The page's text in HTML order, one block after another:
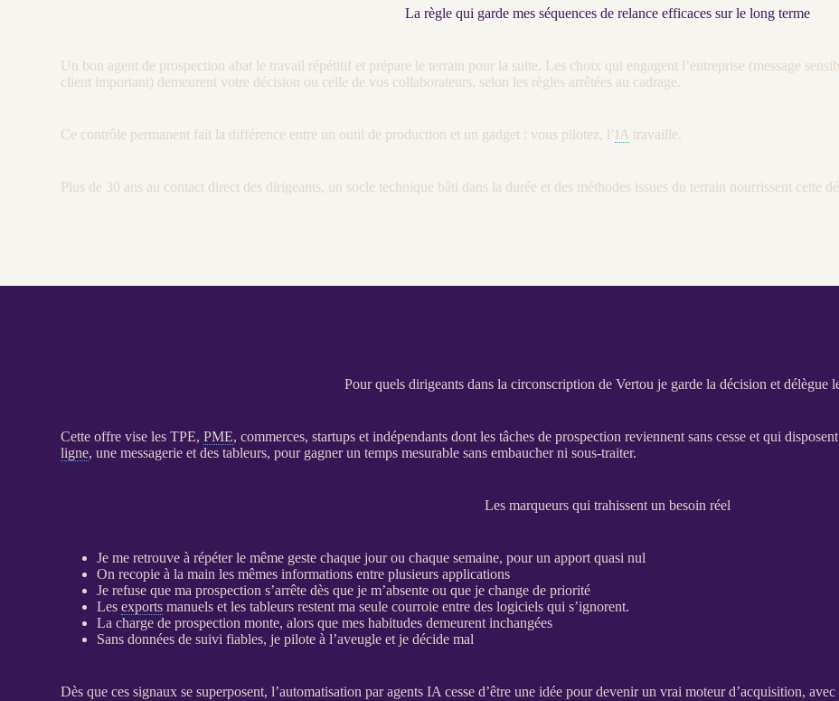
La règle qui garde mes séquences de relance efficaces sur le long terme
Un bon agent de prospection abat le travail répétitif et prépare le terrain pour la suite. Les choix qui engagent l’entreprise (message
client important) demeurent votre décision ou celle de vos collaborateurs, selon les règles arrêtées au cadrage.
Ce contrôle permanent fait la différence entre un outil de production et un gadget : vous pilotez, l’IA travaille.
Plus de 30 ans au contact direct des dirigeants, un socle technique bâti dans la durée et des méthodes issues du terrain nourrissent cette
Pour quels dirigeants dans la circonscription de Vertou je garde la décision et délègue
Cette offre vise lesTPE,PME, commerces, startups et indépendants dont les tâches deprospection reviennent sans cesse et qui
ligne, une messagerie et des tableurs, pour gagner un temps mesurable sans embaucher ni sous-traiter.
Les marqueurs qui trahissent un besoin réel
Je me retrouve à répéter le même geste chaque jour ou chaque semaine, pour un apport quasi nul
On recopie à la main les mêmes informations entre plusieursapplications
Je refuse que maprospection s’arrête dès que je m’absente ou que je change de priorité
Lesexports manuels et les tableurs restent ma seule courroie entre des logiciels qui s’ignorent.
La charge deprospection monte, alors que mes habitudes demeurent inchangées
Sansdonnées de suivi fiables, je pilote à l’aveugle et je décide mal
Dès que ces signaux se superposent, l’automatisation paragents IA cesse d’être une idée pour devenir un vrai moteur d’acquisition,